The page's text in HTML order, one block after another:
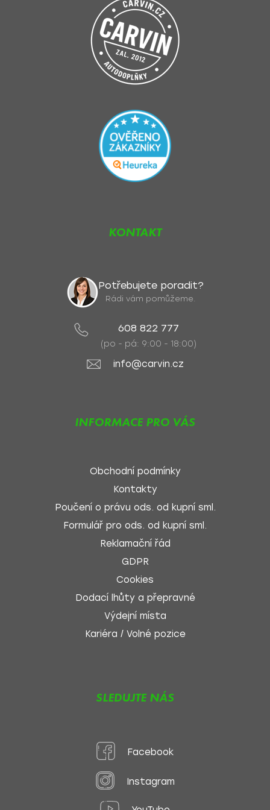
KONTAKT
Potřebujete poradit?
Rádi vám pomůžeme.
608 822 777
(po - pá: 9:00 - 18:00)
info@carvin.cz
INFORMACE PRO VÁS
Obchodní podmínky
Kontakty
Poučení o právu ods. od kupní sml.
Formulář pro ods. od kupní sml.
Reklamační řád
GDPR
Cookies
Dodací lhůty a přepravné
Výdejní místa
Kariéra / Volné pozice
SLEDUJTE NÁS
Facebook
Instagram